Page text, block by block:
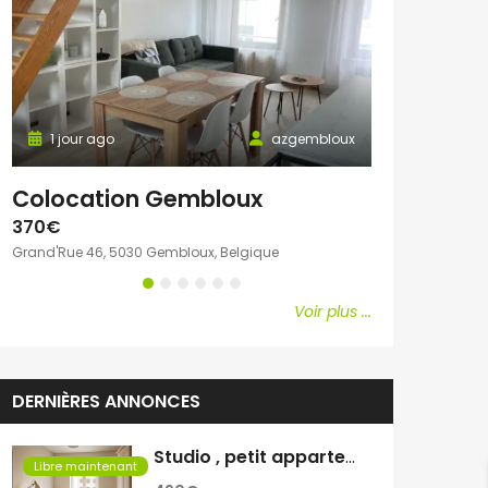
azgembloux
1 jour ago
Colocation Gembloux
370€
Grand'Rue 46, 5030 Gembloux, Belgique
Voir plus ...
DERNIÈRES ANNONCES
Libre maintenant Studio , petit appartement